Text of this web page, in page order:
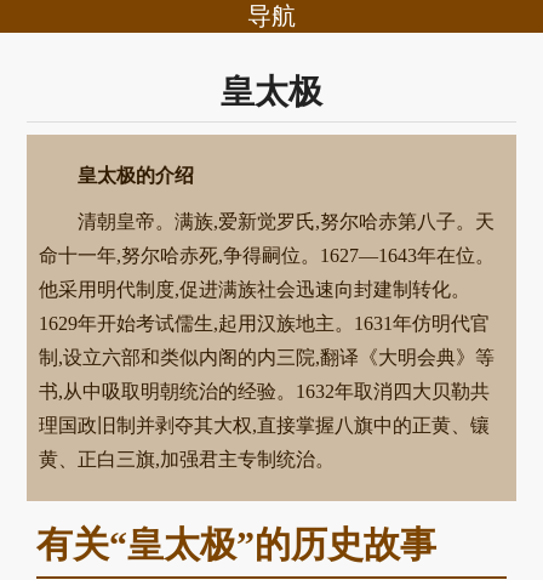
导航
皇太极
皇太极的介绍
清朝皇帝。满族,爱新觉罗氏,努尔哈赤第八子。天
命十一年,努尔哈赤死,争得嗣位。1627—1643年在位。
他采用明代制度,促进满族社会迅速向封建制转化。
1629年开始考试儒生,起用汉族地主。1631年仿明代官
制,设立六部和类似内阁的内三院,翻译《大明会典》等
书,从中吸取明朝统治的经验。1632年取消四大贝勒共
理国政旧制并剥夺其大权,直接掌握八旗中的正黄、镶
黄、正白三旗,加强君主专制统治。
有关“皇太极”的历史故事